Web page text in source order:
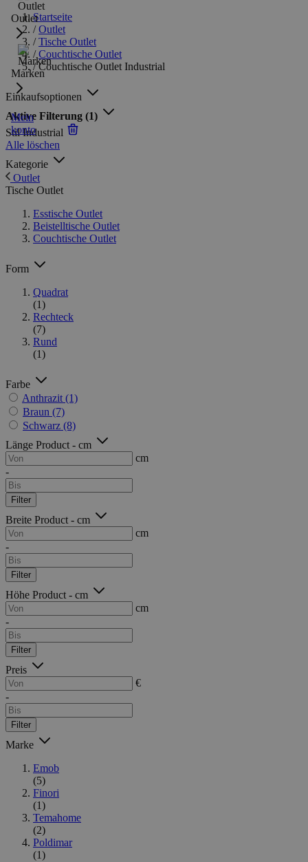
Outlet
Marken
Mein
konto
Startseite
/ Outlet
/ Tische Outlet
/ Couchtische Outlet
/ Couchtische Outlet Industrial
Einkaufsoptionen
Aktive Filterung (1)
Stil Industrial
Alle löschen
Kategorie
Outlet
Tische Outlet
Esstische Outlet
Beistelltische Outlet
Couchtische Outlet
Form
Quadrat
(1)
Rechteck
(7)
Rund
(1)
Farbe
Anthrazit (1)
Braun (7)
Schwarz (8)
Länge Product - cm
cm
-
Filter
Breite Product - cm
cm
-
Filter
Höhe Product - cm
cm
-
Filter
Preis
€
-
Filter
Marke
Emob
(5)
Finori
(1)
Temahome
(2)
Poldimar
(1)